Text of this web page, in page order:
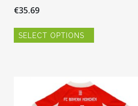
€35.69
SELECT OPTIONS
optie
kan